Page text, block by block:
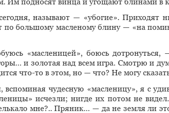
называют — «убогие». Приходят
большому масленому блину — «на
«масленицей», боюсь
и золотая над всем игра. Смотрю и
что-то в этом, но — что? Не могу
вспоминая чудесную «масленицу», я с
исчезли; нигде их потом не
мне?.. Пряник… — да не земля ли